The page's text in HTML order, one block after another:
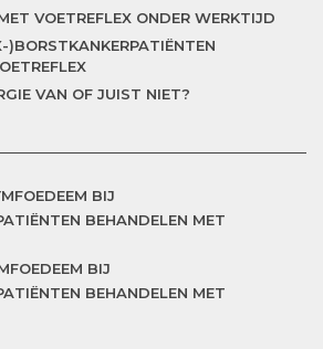
VOETREFLEX ONDER WERKTIJD
)BORSTKANKERPATIËNTEN
VAN OF JUIST NIET?
BIJ
BEHANDELEN MET
BIJ
BEHANDELEN MET